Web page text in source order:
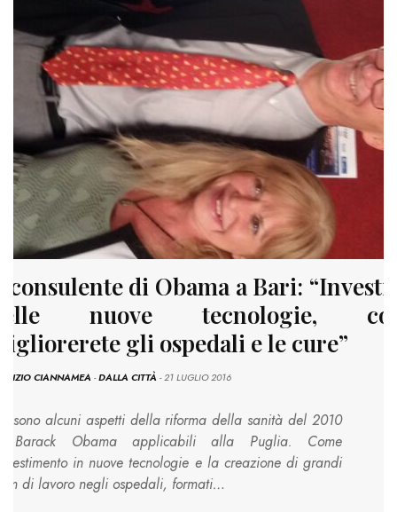
consulente di Obama a Bari:
nuove tecnologie,
gli ospedali e le cure”
CIANNAMEA-DALLA CITTÀ- 21 LUGLIO 2016
sono alcuni aspetti della riforma della sanità del 2010
Barack Obama applicabili alla Puglia. Come
in nuove tecnologie e la creazione di grandi
di lavoro negli ospedali, formati…